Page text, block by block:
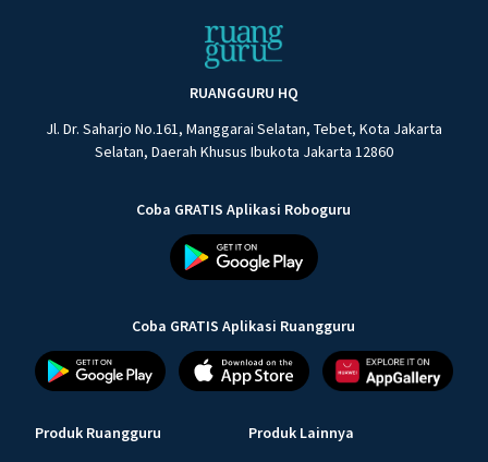
RUANGGURU HQ
Jl. Dr. Saharjo No.161, Manggarai Selatan, Tebet, Kota Jakarta
Selatan, Daerah Khusus Ibukota Jakarta 12860
Coba GRATIS Aplikasi Roboguru
Coba GRATIS Aplikasi Ruangguru
Produk Ruangguru Produk Lainnya